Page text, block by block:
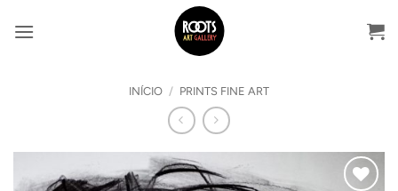
INÍCIO / PRINTS FINE ART